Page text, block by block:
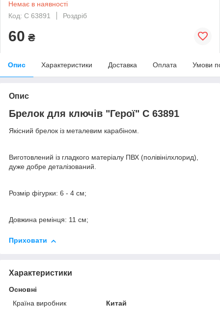
Немає в наявності
Код: C 63891
Роздріб
60 ₴
Опис Характеристики Доставка Оплата Умови
Опис
Брелок для ключів "Герої" C 63891
Якісний брелок із металевим карабіном.
Виготовлений із гладкого матеріалу ПВХ (полівінілхлорид),
дуже добре деталізований.
Розмір фігурки: 6 - 4 см;
Довжина ремінця: 11 см;
Приховати
Характеристики
Основні
Країна виробник
Китай